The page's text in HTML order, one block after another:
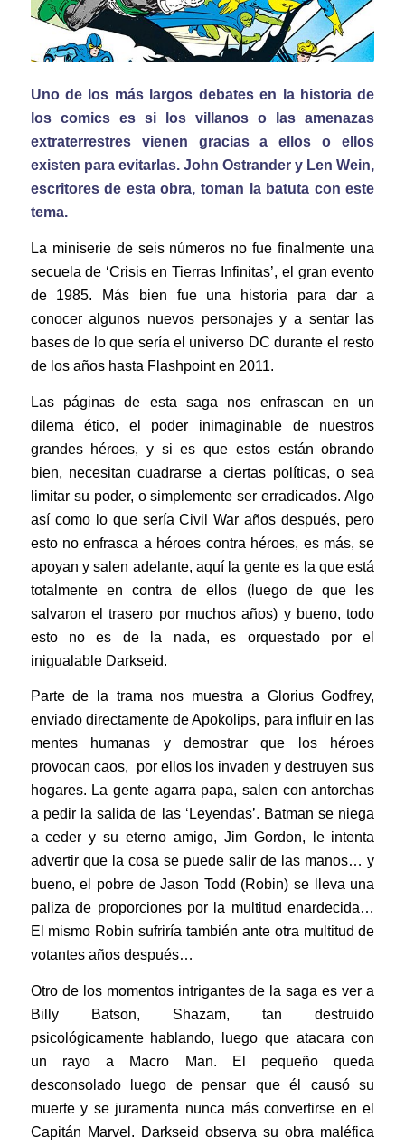
Uno de los más largos debates en la historia de
los comics es si los villanos o las amenazas
extraterrestres vienen gracias a ellos o ellos
existen para evitarlas. John Ostrander y Len Wein,
escritores de esta obra, toman la batuta con este
tema.
La miniserie de seis números no fue finalmente una
secuela de ‘Crisis en Tierras Infinitas’, el gran evento
de 1985. Más bien fue una historia para dar a
conocer algunos nuevos personajes y a sentar las
bases de lo que sería el universo DC durante el resto
de los años hasta Flashpoint en 2011.
Las páginas de esta saga nos enfrascan en un
dilema ético, el poder inimaginable de nuestros
grandes héroes, y si es que estos están obrando
bien, necesitan cuadrarse a ciertas políticas, o sea
limitar su poder, o simplemente ser erradicados. Algo
así como lo que sería Civil War años después, pero
esto no enfrasca a héroes contra héroes, es más, se
apoyan y salen adelante, aquí la gente es la que está
totalmente en contra de ellos (luego de que les
salvaron el trasero por muchos años) y bueno, todo
esto no es de la nada, es orquestado por el
inigualable Darkseid.
Parte de la trama nos muestra a Glorius Godfrey,
enviado directamente de Apokolips, para influir en las
mentes humanas y demostrar que los héroes
provocan caos, por ellos los invaden y destruyen sus
hogares. La gente agarra papa, salen con antorchas
a pedir la salida de las ‘Leyendas’. Batman se niega
a ceder y su eterno amigo, Jim Gordon, le intenta
advertir que la cosa se puede salir de las manos… y
bueno, el pobre de Jason Todd (Robin) se lleva una
paliza de proporciones por la multitud enardecida…
El mismo Robin sufriría también ante otra multitud de
votantes años después…
Otro de los momentos intrigantes de la saga es ver a
Billy Batson, Shazam, tan destruido
psicológicamente hablando, luego que atacara con
un rayo a Macro Man. El pequeño queda
desconsolado luego de pensar que él causó su
muerte y se juramenta nunca más convertirse en el
Capitán Marvel. Darkseid observa su obra maléfica